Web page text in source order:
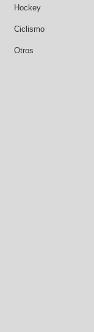
Hockey
Ciclismo
Otros